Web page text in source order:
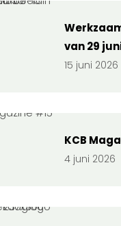
van 29
15 juni 2026
KCB
4 juni 2026